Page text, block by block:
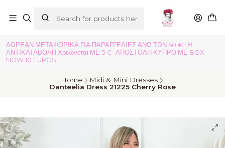
ΔΩΡΕΑΝ ΜΕΤΑΦΟΡΙΚΑ ΓΙΑ ΠΑΡΑΓΓΕΛΙΕΣ ΑΝΩ ΤΩΝ 50 € | Η
ΑΝΤΙΚΑΤΑΒΟΛΗ Χρεώνεται ΜΕ 5 €- ΑΠΟΣΤΟΛΗ ΚΥΠΡΟ ΜΕ BOX
NOW 10 EUROS
Home
Midi & Mini Dresses
Danteelia Dress 21225 Cherry Rose